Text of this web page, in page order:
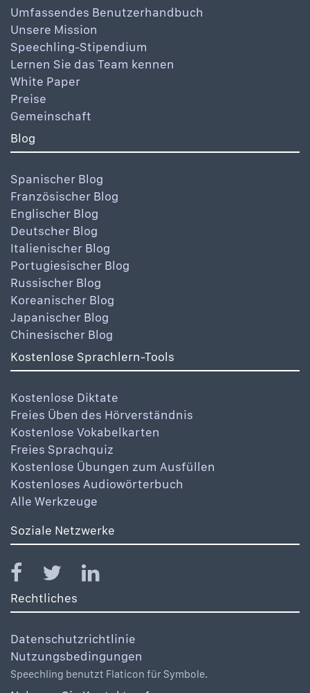
Umfassendes Benutzerhandbuch
Unsere Mission
Speechling-Stipendium
Lernen Sie das Team kennen
White Paper
Preise
Gemeinschaft
Blog
Spanischer Blog
Französischer Blog
Englischer Blog
Deutscher Blog
Italienischer Blog
Portugiesischer Blog
Russischer Blog
Koreanischer Blog
Japanischer Blog
Chinesischer Blog
Kostenlose Sprachlern-Tools
Kostenlose Diktate
Freies Üben des Hörverständnis
Kostenlose Vokabelkarten
Freies Sprachquiz
Kostenlose Übungen zum Ausfüllen
Kostenloses Audiowörterbuch
Alle Werkzeuge
Soziale Netzwerke
Rechtliches
Datenschutzrichtlinie
Nutzungsbedingungen
Speechling benutzt Flaticon für Symbole.